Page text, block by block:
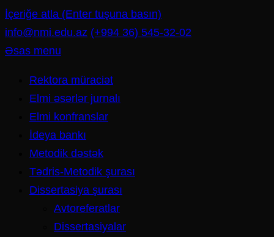
İçeriğe atla (Enter tuşuna basın)
info@nmi.edu.az (+994 36) 545-32-02
Əsas menu
Rektora müraciət
Elmi əsərlər jurnalı
Elmi konfranslar
İdeya bankı
Metodik dəstək
Tədris-Metodik şurası
Dissertasiya şurası
Avtoreferatlar
Dissertasiyalar